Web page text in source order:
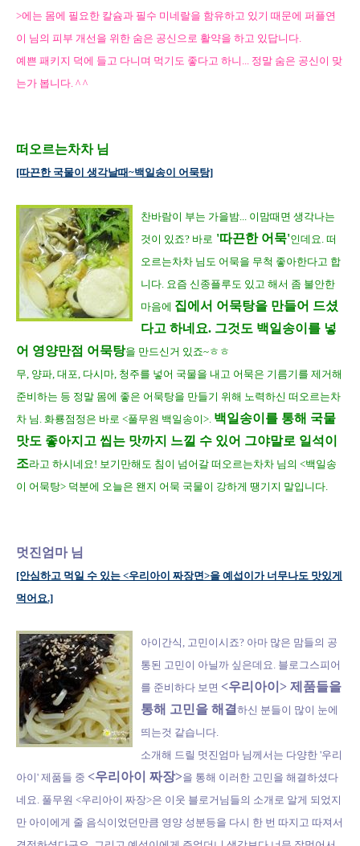
>에는 몸에 필요한 칼슘과 필수 미네랄을 함유하고 있기 때문에 퍼플연
이 님의 피부 개선을 위한 숨은 공신으로 활약을 하고 있답니다.
예쁜 패키지 덕에 들고 다니며 먹기도 좋다고 하니... 정말 숨은 공신이 맞
는가 봅니다. ^ ^
떠오르는차차 님
[따끈한 국물이 생각날때~백일송이 어묵탕]
찬바람이 부는 가을밤... 이맘때면 생각나는
것이 있죠? 바로 '따끈한 어묵'인데요. 떠
오르는차차 님도 어묵을 무척 좋아한다고 합
니다. 요즘 신종플루도 있고 해서 좀 불안한
마음에 집에서 어묵탕을 만들어 드셨
다고 하네요. 그것도 백일송이를 넣
어 영양만점 어묵탕을 만드신거 있죠~ㅎㅎ
무, 양파, 대포, 다시마, 청주를 넣어 국물을 내고 어묵은 기름기를 제거해
준비하는 등 정말 몸에 좋은 어묵탕을 만들기 위해 노력하신 떠오르는차
차 님. 화룡점정은 바로 <풀무원 백일송이>. 백일송이를 통해 국물
맛도 좋아지고 씹는 맛까지 느낄 수 있어 그야말로 일석이
조라고 하시네요! 보기만해도 침이 넘어갈 떠오르는차차 님의 <백일송
이 어묵탕> 덕분에 오늘은 왠지 어묵 국물이 강하게 땡기지 말입니다.
멋진엄마 님
[안심하고 먹일 수 있는 <우리아이 짜장면>을 예섭이가 너무나도 맛있게
먹어요.]
아이간식, 고민이시죠? 아마 많은 맘들의 공
통된 고민이 아닐까 싶은데요. 블로그스피어
를 준비하다 보면 <우리아이> 제품들을
통해 고민을 해결 하신 분들이 많이 눈에
띄는것 같습니다.
소개해 드릴 멋진엄마 님께서는 다양한 '우리
아이' 제품들 중 <우리아이 짜장>을 통해 이러한 고민을 해결하셨다
네요. 풀무원 <우리아이 짜장>은 이웃 블로거님들의 소개로 알게 되었지
만 아이에게 줄 음식이었던만큼 영양 성분등을 다시 한 번 따지고 따져서